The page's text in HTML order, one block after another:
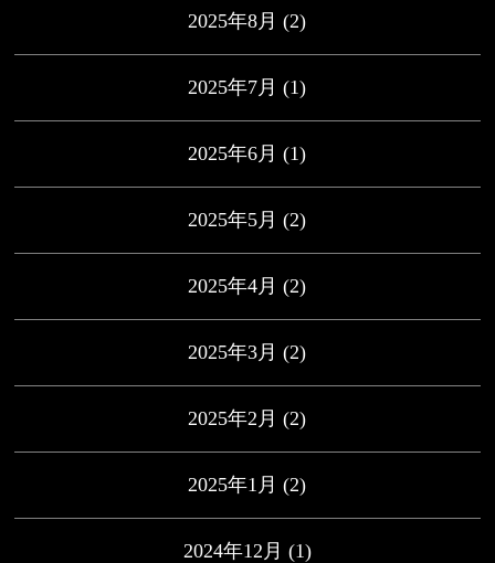
2025年8月 (2)
2025年7月 (1)
2025年6月 (1)
2025年5月 (2)
2025年4月 (2)
2025年3月 (2)
2025年2月 (2)
2025年1月 (2)
2024年12月 (1)